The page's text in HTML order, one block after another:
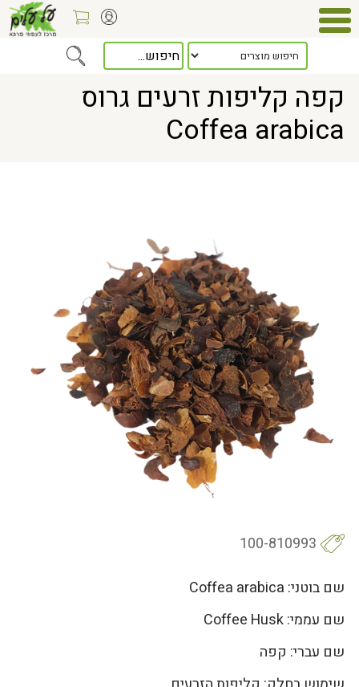
> קפה קליפות זרעים גרוס Coffea arabica
קפה קליפות זרעים גרוס
Coffea arabica
100-810993
שם בוטני: Coffea arabica
שם עממי: Coffee Husk
שם עברי: קפה